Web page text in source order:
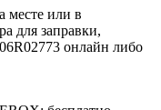
месте или в
для заправки,
онлайн либо